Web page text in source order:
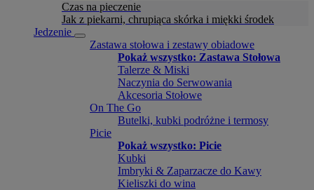
Czas na pieczenie
Jak z piekarni, chrupiąca skórka i miękki środek
Jedzenie
Zastawa stołowa i zestawy obiadowe
Pokaż wszystko: Zastawa Stołowa
Talerze & Miski
Naczynia do Serwowania
Akcesoria Stołowe
On The Go
Butelki, kubki podróżne i termosy
Picie
Pokaż wszystko: Picie
Kubki
Imbryki & Zaparzacze do Kawy
Kieliszki do wina